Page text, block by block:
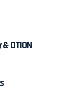
OTION